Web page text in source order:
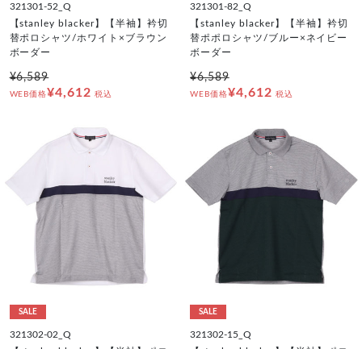
321301-52_Q
【stanley blacker】【半袖】衿切
替ポロシャツ/ホワイト×ブラウン
ボーダー
¥6,589
WEB価格¥4,612 税込
321301-82_Q
【stanley blacker】【半袖】衿切
替ポポロシャツ/ブルー×ネイビー
ボーダー
¥6,589
WEB価格¥4,612 税込
SALE
321302-02_Q
SALE
321302-15_Q